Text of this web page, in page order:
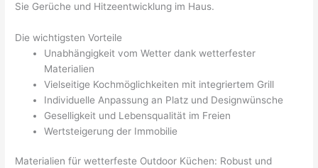
Sie Gerüche und Hitzeentwicklung im Haus.
Die wichtigsten Vorteile
Unabhängigkeit vom Wetter dank wetterfester
Materialien
Vielseitige Kochmöglichkeiten mit integriertem Grill
Individuelle Anpassung an Platz und Designwünsche
Geselligkeit und Lebensqualität im Freien
Wertsteigerung der Immobilie
Materialien für wetterfeste Outdoor Küchen: Robust und